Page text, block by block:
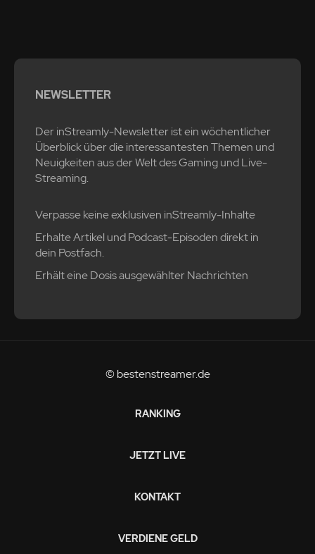
NEWSLETTER
Der inStreamly-Newsletter ist ein wöchentlicher
Überblick über die interessantesten Themen und
Neuigkeiten aus der Welt des Gaming und Live-
Streaming.
Verpasse keine exklusiven inStreamly-Inhalte
Erhalte Artikel und Podcast-Episoden direkt in
dein Postfach.
Erhält eine Dosis ausgewählter Nachrichten
© bestenstreamer.de
RANKING
JETZT LIVE
KONTAKT
VERDIENE GELD